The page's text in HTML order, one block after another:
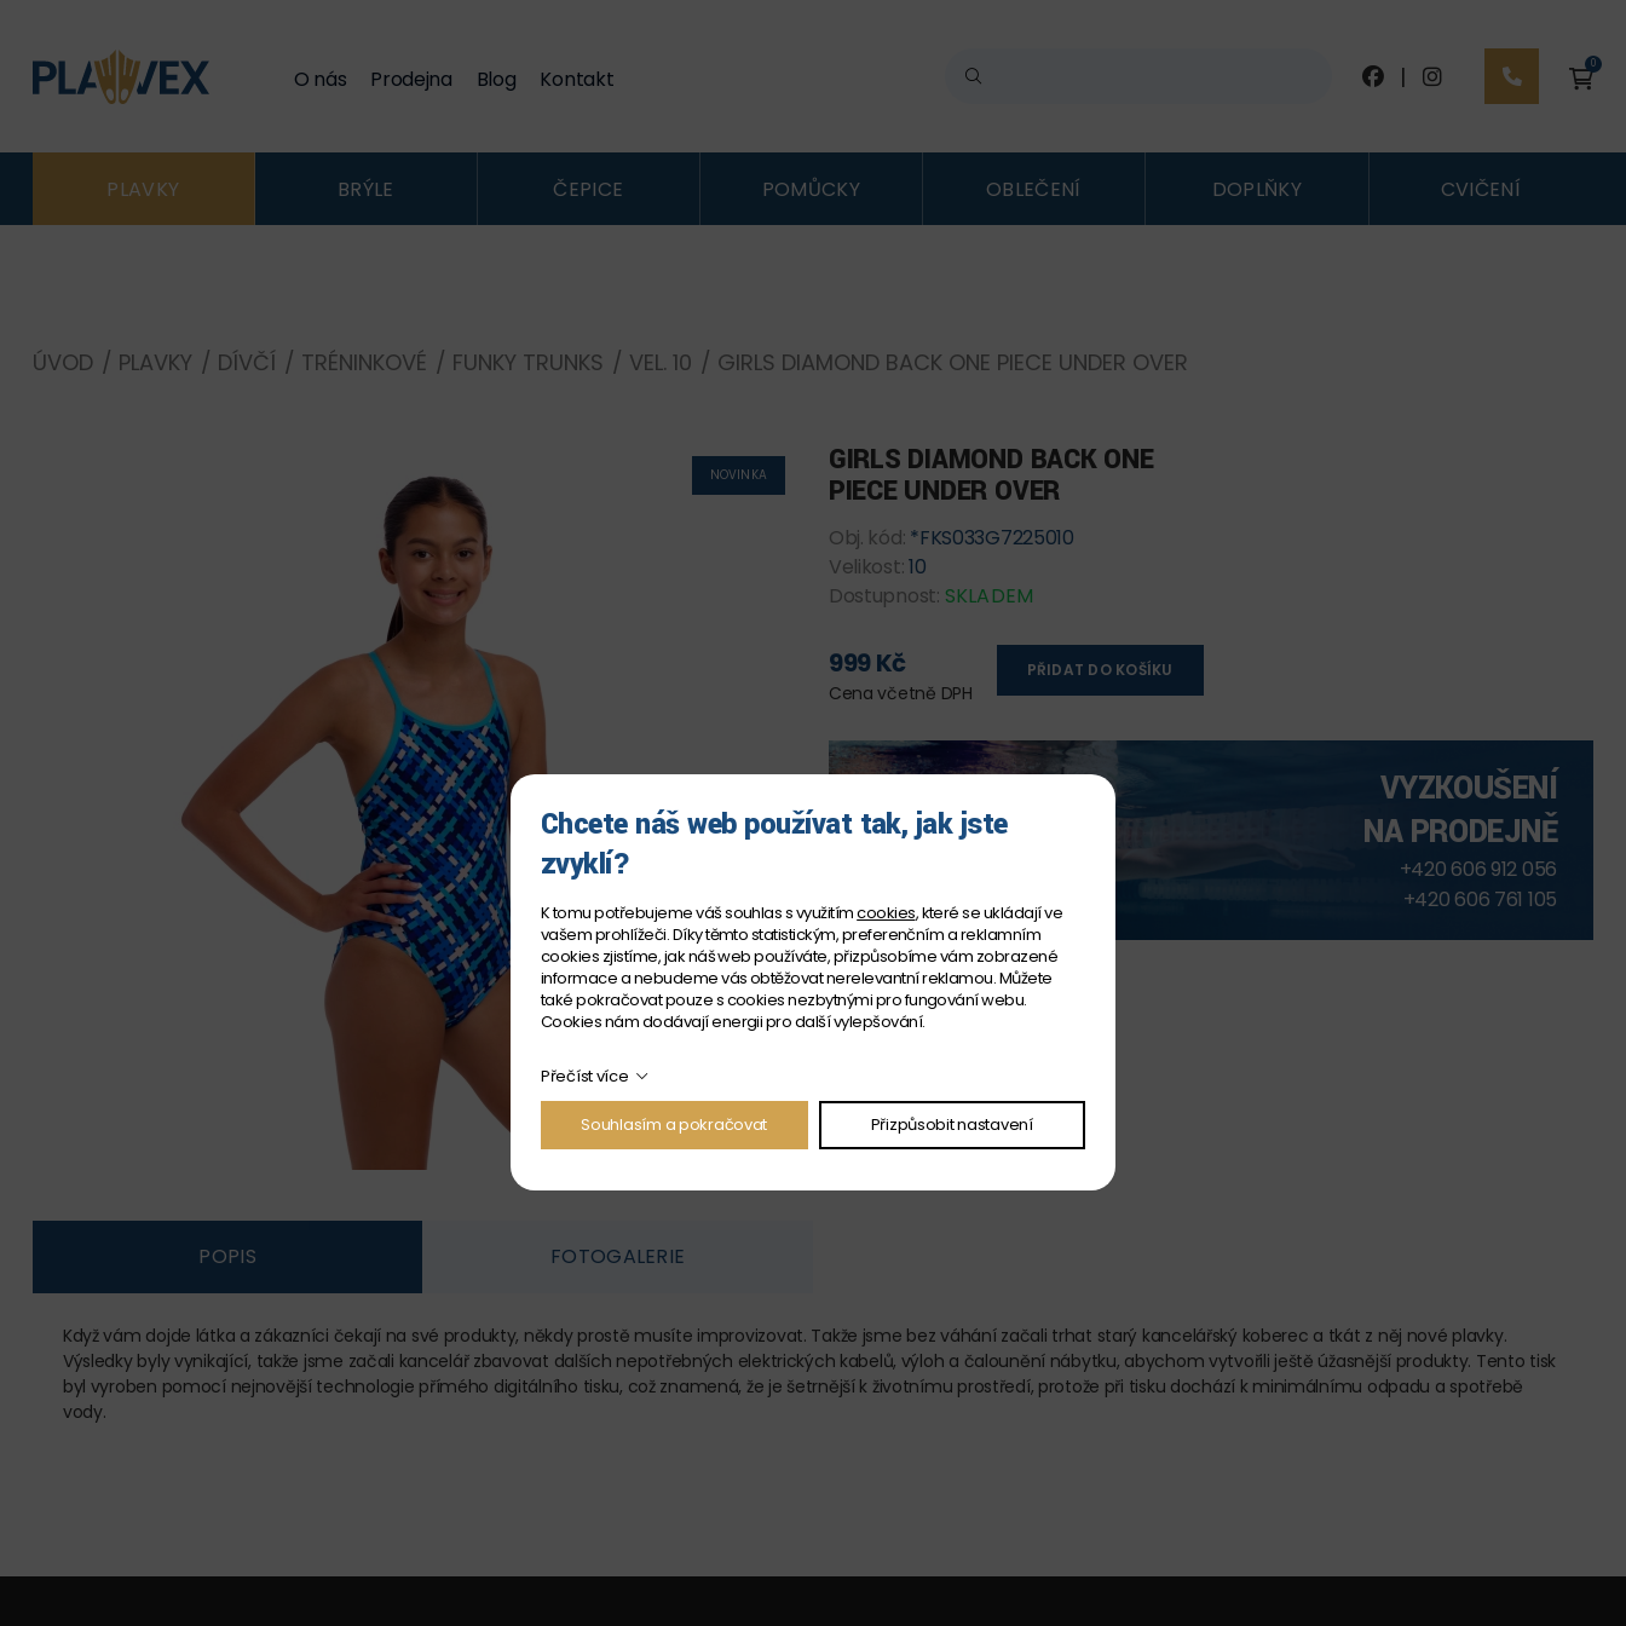
O nás Prodejna Blog Kontakt | 0
PLAVKY BRÝLE ČEPICE POMŮCKY OBLEČENÍ DOPLŇKY CVIČENÍ
ÚVOD / PLAVKY / DÍVČÍ / TRÉNINKOVÉ / FUNKY TRUNKS / VEL. 10 / GIRLS DIAMOND BACK ONE PIECE UNDER OVER
NOVINKA
GIRLS DIAMOND BACK ONE
PIECE UNDER OVER
Obj. kód: *FKS033G7225010
Velikost:10
Dostupnost: SKLADEM
999 Kč
Cena včetně DPH
PŘIDAT DO KOŠÍKU
VYZKOUŠENÍ
NA PRODEJNĚ
+420 606 912 056
+420 606 761 105
POPIS FOTOGALERIE
Když vám dojde látka a zákazníci čekají na své produkty, někdy prostě musíte improvizovat. Takže jsme bez váhání začali trhat starý kancelářský koberec a tkát z něj nové plavky.
Výsledky byly vynikající, takže jsme začali kancelář zbavovat dalších nepotřebných elektrických kabelů, výloh a čalounění nábytku, abychom vytvořili ještě úžasnější produkty. Tento tisk
byl vyroben pomocí nejnovější technologie přímého digitálního tisku, což znamená, že je šetrnější k životnímu prostředí, protože při tisku dochází k minimálnímu odpadu a spotřebě
vody.
Chcete náš web používat tak, jak jste
zvyklí?
K tomu potřebujeme váš souhlas s využitímcookies, které se ukládají ve
vašem prohlížeči. Díky těmto statistickým, preferenčním a reklamním
cookies zjistíme, jak náš web používáte, přizpůsobíme vám zobrazené
informace a nebudeme vás obtěžovat nerelevantní reklamou. Můžete
také pokračovat pouze s cookies nezbytnými pro fungování webu.
Cookies nám dodávají energii pro další vylepšování.
Přečíst více
Souhlasím a pokračovat Přizpůsobit nastavení